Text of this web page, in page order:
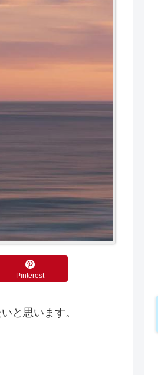
Pinterest
と思います。